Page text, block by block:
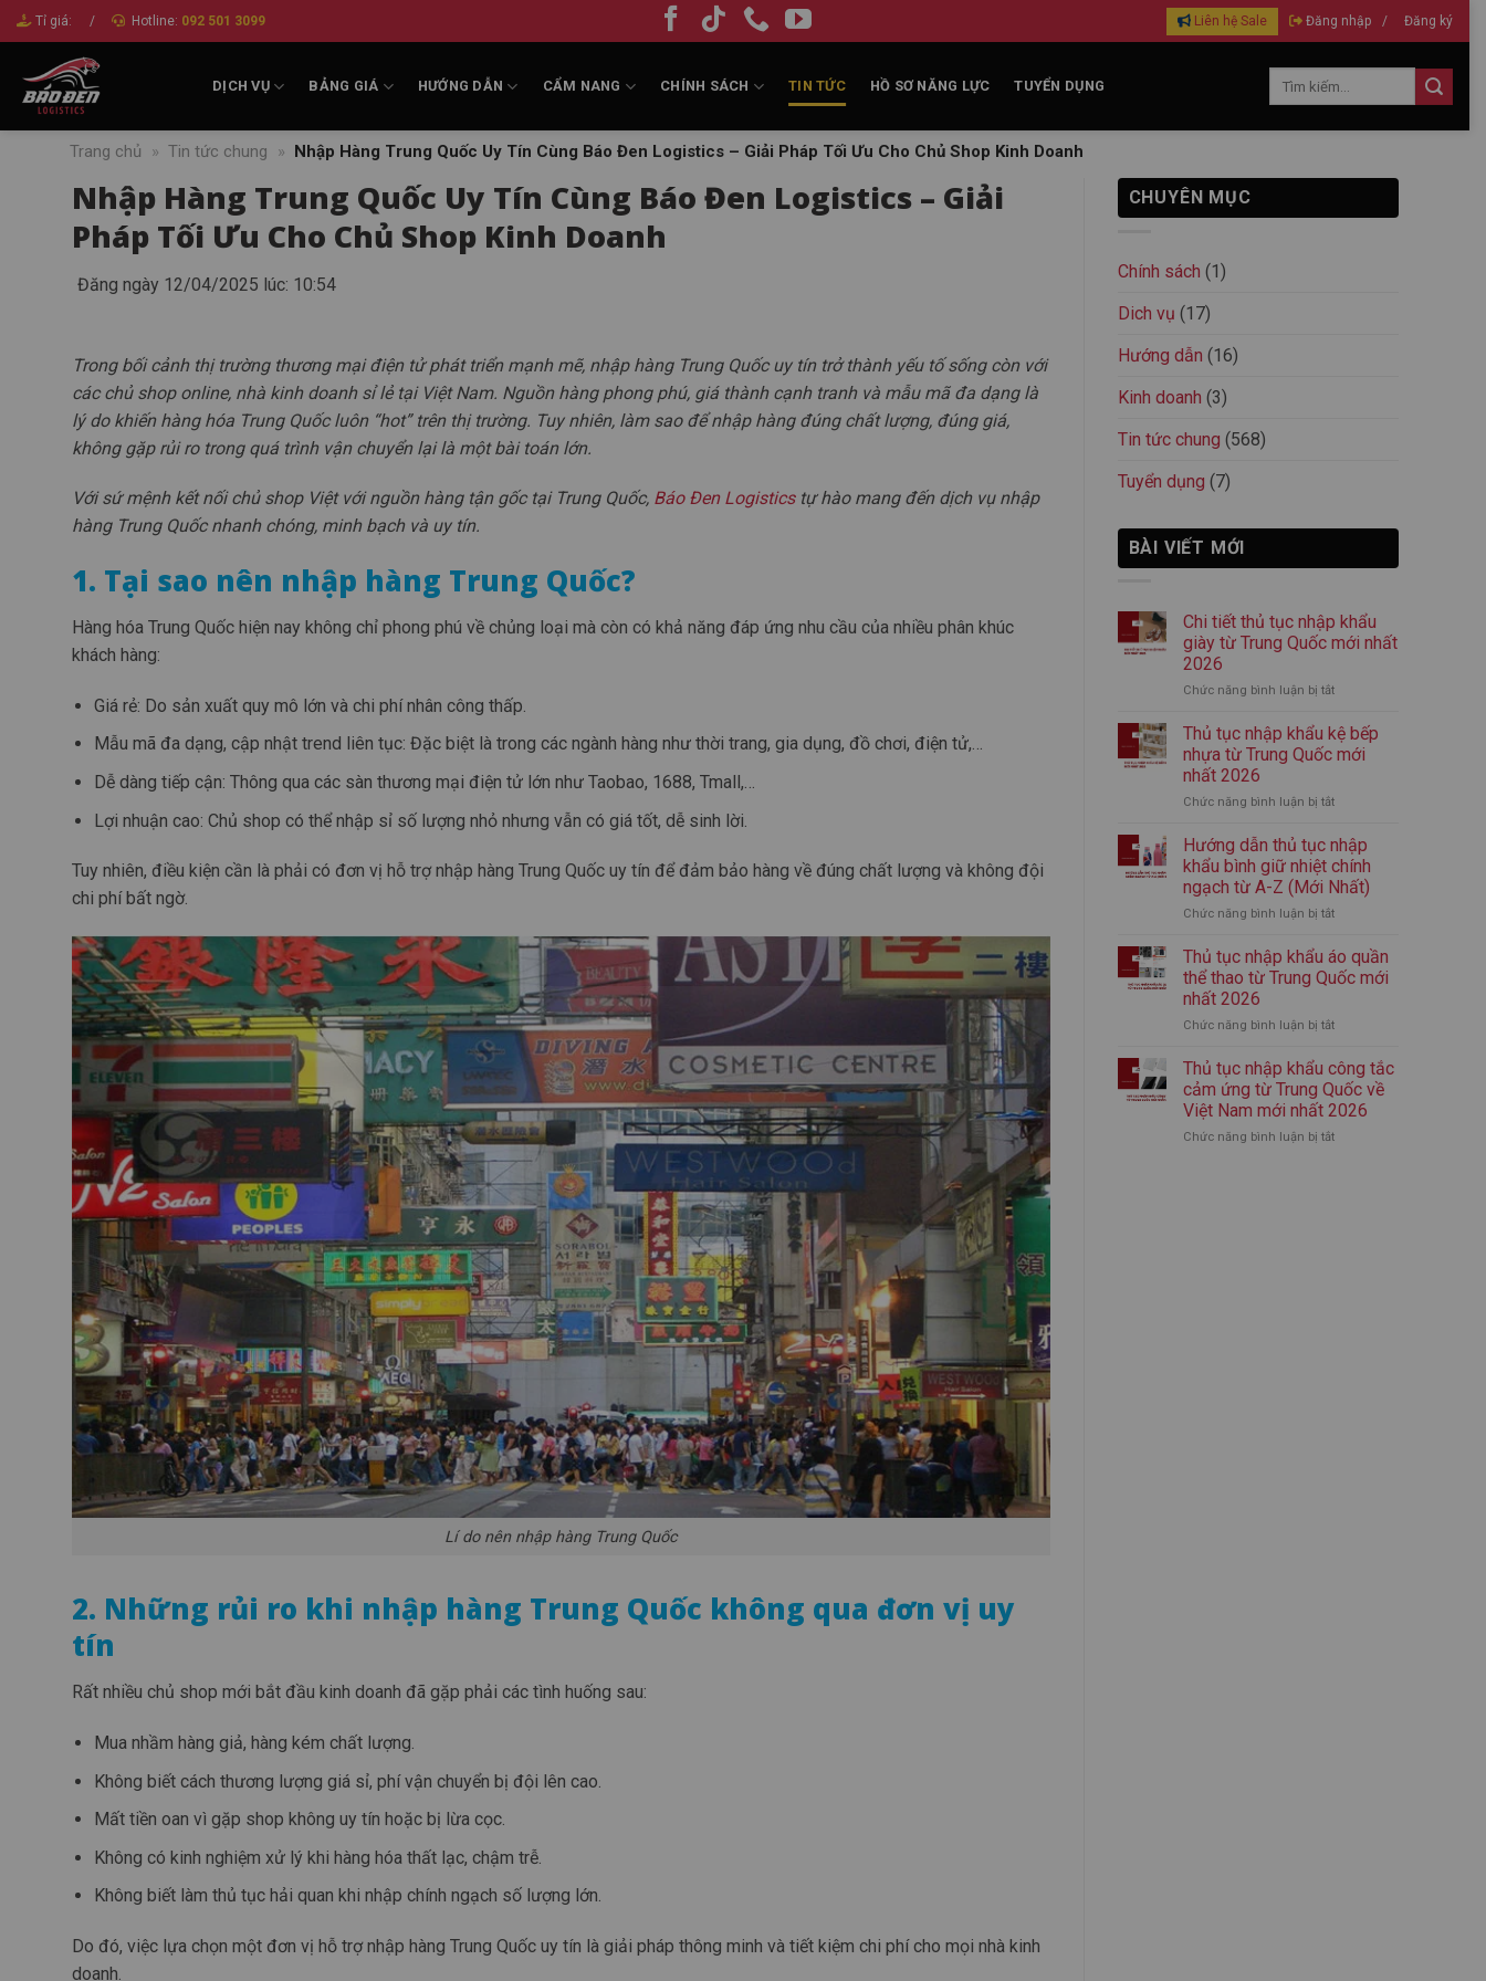
qua
dung
Tỉ giá: / Hotline: 092 501 3099 Liên hệ Sale Đăng nhập / Đăng ký
DỊCH VỤ BẢNG GIÁ HƯỚNG DẪN CẨM NANG CHÍNH SÁCH TIN TỨC HỒ SƠ NĂNG LỰC TUYỂN DỤNG
Trang chủ » Tin tức chung » Nhập Hàng Trung Quốc Uy Tín Cùng Báo Đen Logistics – Giải Pháp Tối Ưu Cho Chủ Shop Kinh Doanh
Nhập Hàng Trung Quốc Uy Tín Cùng Báo Đen Logistics – Giải
Pháp Tối Ưu Cho Chủ Shop Kinh Doanh
Đăng ngày 12/04/2025 lúc: 10:54
Trong bối cảnh thị trường thương mại điện tử phát triển mạnh mẽ, nhập hàng Trung Quốc uy tín trở thành yếu tố sống còn với
các chủ shop online, nhà kinh doanh sỉ lẻ tại Việt Nam. Nguồn hàng phong phú, giá thành cạnh tranh và mẫu mã đa dạng là
lý do khiến hàng hóa Trung Quốc luôn “hot” trên thị trường. Tuy nhiên, làm sao để nhập hàng đúng chất lượng, đúng giá,
không gặp rủi ro trong quá trình vận chuyển lại là một bài toán lớn.
Với sứ mệnh kết nối chủ shop Việt với nguồn hàng tận gốc tại Trung Quốc, Báo Đen Logisticstự hào mang đến dịch vụ nhập
hàng Trung Quốc nhanh chóng, minh bạch và uy tín.
1. Tại sao nên nhập hàng Trung Quốc?
Hàng hóa Trung Quốc hiện nay không chỉ phong phú về chủng loại mà còn có khả năng đáp ứng nhu cầu của nhiều phân khúc
khách hàng:
Giá rẻ: Do sản xuất quy mô lớn và chi phí nhân công thấp.
Mẫu mã đa dạng, cập nhật trend liên tục: Đặc biệt là trong các ngành hàng như thời trang, gia dụng, đồ chơi, điện tử,…
Dễ dàng tiếp cận: Thông qua các sàn thương mại điện tử lớn như Taobao, 1688, Tmall,…
Lợi nhuận cao: Chủ shop có thể nhập sỉ số lượng nhỏ nhưng vẫn có giá tốt, dễ sinh lời.
Tuy nhiên, điều kiện cần là phải có đơn vị hỗ trợ nhập hàng Trung Quốc uy tín để đảm bảo hàng về đúng chất lượng và không đội
chi phí bất ngờ.
Lí do nên nhập hàng Trung Quốc
2. Những rủi ro khi nhập hàng Trung Quốc không qua đơn vị uy
tín
Rất nhiều chủ shop mới bắt đầu kinh doanh đã gặp phải các tình huống sau:
Mua nhầm hàng giả, hàng kém chất lượng.
Không biết cách thương lượng giá sỉ, phí vận chuyển bị đội lên cao.
Mất tiền oan vì gặp shop không uy tín hoặc bị lừa cọc.
Không có kinh nghiệm xử lý khi hàng hóa thất lạc, chậm trễ.
Không biết làm thủ tục hải quan khi nhập chính ngạch số lượng lớn.
Do đó, việc lựa chọn một đơn vị hỗ trợ nhập hàng Trung Quốc uy tín là giải pháp thông minh và tiết kiệm chi phí cho mọi nhà kinh
doanh.
CHUYÊN MỤC
Chính sách (1)
Dich vụ (17)
Hướng dẫn (16)
Kinh doanh (3)
Tin tức chung (568)
Tuyển dụng (7)
BÀI VIẾT MỚI
Chi tiết thủ tục nhập khẩu
giày từ Trung Quốc mới nhất
2026
Chức năng bình luận bị tắtở
tiết
thủ
khẩu
từ
Trung
Quốc
mới
nhất
Thủ tục nhập khẩu kệ bếp
nhựa từ Trung Quốc mới
nhất 2026
Chức năng bình luận bị tắtở
tục
nhập
khẩu
kệ
bếp
từ
Trung
nhất
Hướng dẫn thủ tục nhập
khẩu bình giữ nhiệt chính
ngạch từ A-Z (Mới Nhất)
Chức năng bình luận bị tắtở
dẫn
thủ
khẩu
giữ
nhiệt
chính
ngạch
từ
Thủ tục nhập khẩu áo quần
thể thao từ Trung Quốc mới
nhất 2026
Chức năng bình luận bị tắtở
tục
nhập
khẩu
áo
quần
Thủ tục nhập khẩu công tắc
cảm ứng từ Trung Quốc về
Việt Nam mới nhất 2026
Chức năng bình luận bị tắtở